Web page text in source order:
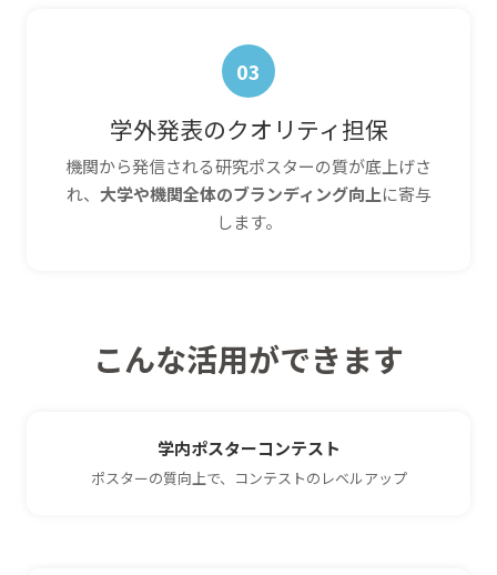
03
学外発表のクオリティ担保
機関から発信される研究ポスターの質が底上げさ
れ、 大学や機関全体のブランディング向上に寄与
します。
こんな活用ができます
学内ポスターコンテスト
ポスターの質向上で、コンテストのレベルアップ